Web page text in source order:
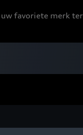
favoriete merk